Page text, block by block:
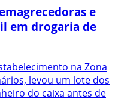
e
em drogaria de
na Zona
levou um lote dos
do caixa antes de